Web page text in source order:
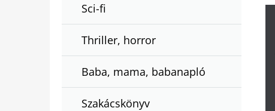
Sci-fi
Thriller, horror
Baba, mama, babanapló
Szakácskönyv